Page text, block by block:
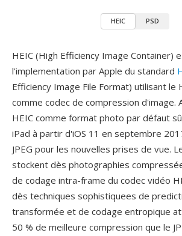
HEIC PSD
HEIC (High Efficiency Image Container)
l'implementation par Apple du standard
Efficiency Image File Format) utilisant le
comme codec de compression d'image.
HEIC comme format photo par défaut
iPad à partir d'iOS 11 en septembre
JPEG pour les nouvelles prises de vue.
stockent dès photographies
de codage intra-frame du codec vidéo
dès techniques sophistiquees de
transformée et de codage entropique
50 % de meilleure compression que le